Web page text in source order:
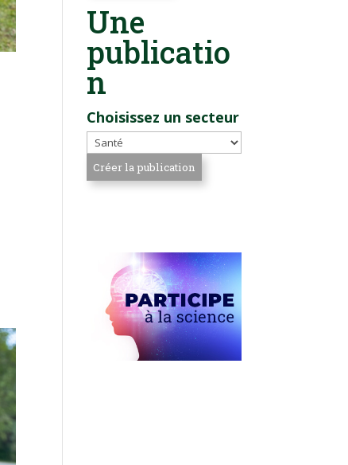
Une
publicatio
n
Choisissez un secteur